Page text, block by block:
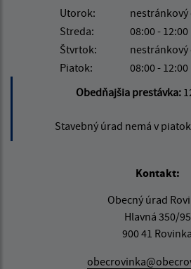
Utorok:
nestránkový
Streda:
08:00 - 12:00
Štvrtok:
nestránkový
Piatok:
08:00 - 12:00
Obedňajšia prestávka:
Stavebný úrad nemá v
Kontakt:
Obecný úrad
Hlavná 350/95
900 41 Rovinka